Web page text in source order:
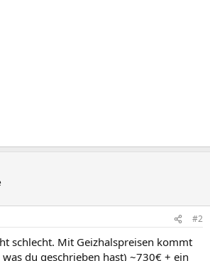
#2
schlecht. Mit Geizhalspreisen kommt
du geschrieben hast) ~730€ + ein